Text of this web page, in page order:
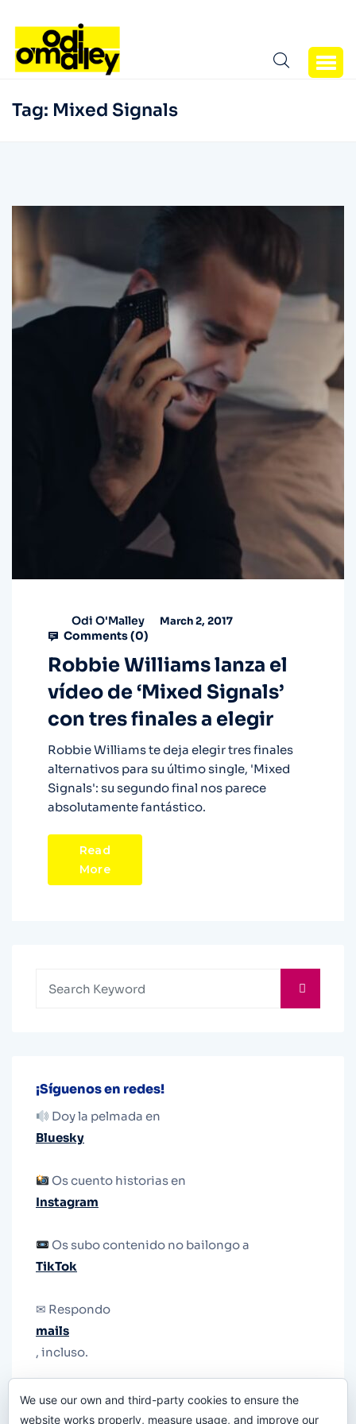
Tag: Mixed Signals
Odi O'Malley March 2, 2017
Comments (0)
Robbie Williams lanza el
vídeo de ‘Mixed Signals’
con tres finales a elegir
Robbie Williams te deja elegir tres finales
alternativos para su último single, 'Mixed
Signals': su segundo final nos parece
absolutamente fantástico.
Read
More
¡Síguenos en redes!
Doy la pelmada en
Bluesky
Os cuento historias en
Instagram
Os subo contenido no bailongo a
TikTok
✉ Respondo
mails
, incluso.
le quiten el teléfono.
We use our own and third-party cookies to ensure the
website works properly, measure usage, and improve our